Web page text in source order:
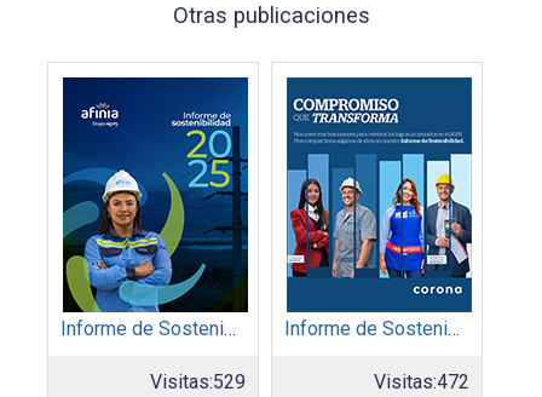
Otras publicaciones
Informe de Sostenibilidad 2025: Afinia filial del Grupo EPM
Visitas:529
Informe de Sostenibilidad 2025: Organización Corona
Visitas:472